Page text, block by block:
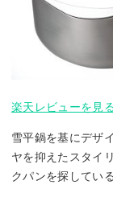
楽天レビューを見
雪平鍋を基にデザ
ヤを抑えたスタイ
クパンを探してい